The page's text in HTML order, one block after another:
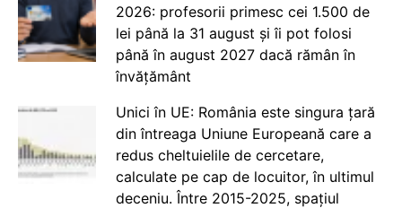
2026: profesorii primesc cei 1.500 de
lei până la 31 august și îi pot folosi
până în august 2027 dacă rămân în
învățământ
Unici în UE: România este singura țară
din întreaga Uniune Europeană care a
redus cheltuielile de cercetare,
calculate pe cap de locuitor, în ultimul
deceniu. Între 2015-2025, spațiul